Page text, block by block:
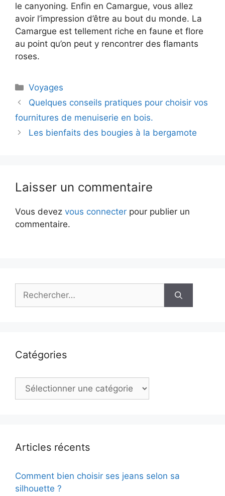
le canyoning. Enfin en Camargue, vous allez
avoir l’impression d’être au bout du monde. La
Camargue est tellement riche en faune et flore
au point qu’on peut y rencontrer des flamants
roses.
Catégories
Voyages
Quelques conseils pratiques pour choisir vos
fournitures de menuiserie en bois.
Les bienfaits des bougies à la bergamote
Laisser un commentaire
Vous devez vous connecter pour publier un
commentaire.
Rechercher :
Catégories
Catégories
Articles récents
Comment bien choisir ses jeans selon sa
silhouette ?